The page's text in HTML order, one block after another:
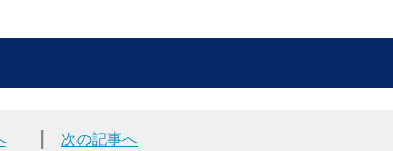
次の記事へ